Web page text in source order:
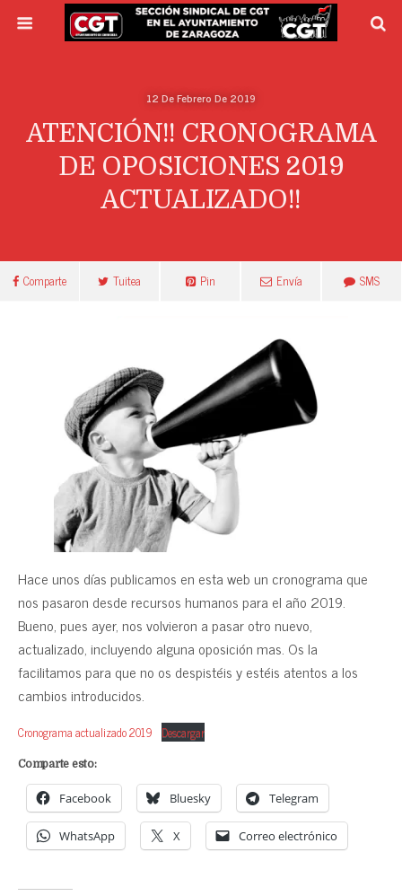
12 De Febrero De 2019
ATENCIÓN!! CRONOGRAMA
DE OPOSICIONES 2019
ACTUALIZADO!!
Comparte Tuitea Pin Envía SMS
Hace unos días publicamos en esta web un cronograma que
nos pasaron desde recursos humanos para el año 2019.
Bueno, pues ayer, nos volvieron a pasar otro nuevo,
actualizado, incluyendo alguna oposición mas. Os la
facilitamos para que no os despistéis y estéis atentos a los
cambios introducidos.
Cronograma actualizado 2019 Descargar
Comparte esto:
Facebook Bluesky Telegram
WhatsApp X Correo electrónico